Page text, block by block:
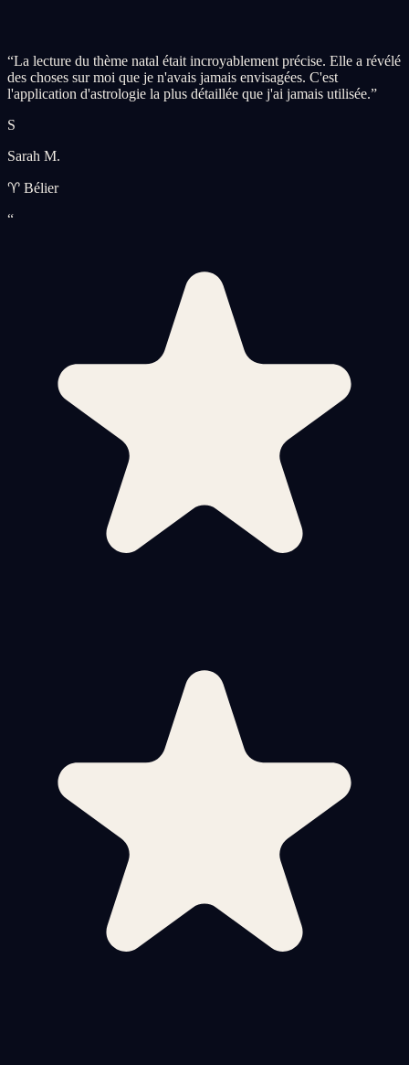
“La lecture du thème natal était incroyablement précise. Elle a révélé
des choses sur moi que je n'avais jamais envisagées. C'est
l'application d'astrologie la plus détaillée que j'ai jamais utilisée.”
S
Sarah M.
♈ Bélier
“